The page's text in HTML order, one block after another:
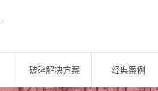
破碎解决方案 经典案例